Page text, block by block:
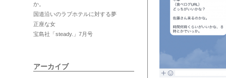
か。
国道沿いのラブホテルに対する夢
正座な女
宝島社「steady.」7月号
アーカイブ